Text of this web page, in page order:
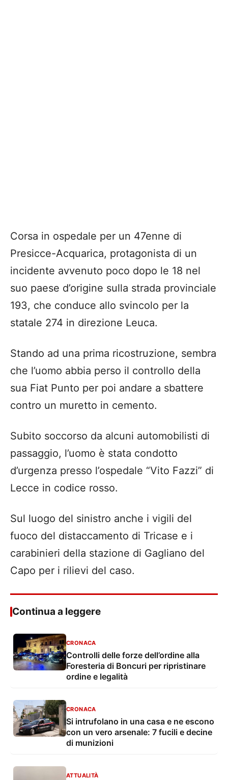
Corsa in ospedale per un 47enne di
Presicce-Acquarica, protagonista di un
incidente avvenuto poco dopo le 18 nel
suo paese d’origine sulla strada provinciale
193, che conduce allo svincolo per la
statale 274 in direzione Leuca.
Stando ad una prima ricostruzione, sembra
che l’uomo abbia perso il controllo della
sua Fiat Punto per poi andare a sbattere
contro un muretto in cemento.
Subito soccorso da alcuni automobilisti di
passaggio, l’uomo è stata condotto
d’urgenza presso l’ospedale “Vito Fazzi” di
Lecce in codice rosso.
Sul luogo del sinistro anche i vigili del
fuoco del distaccamento di Tricase e i
carabinieri della stazione di Gagliano del
Capo per i rilievi del caso.
Continua a leggere
CRONACA
Controlli delle forze dell’ordine alla
Foresteria di Boncuri per ripristinare
ordine e legalità
CRONACA
Si intrufolano in una casa e ne escono
con un vero arsenale: 7 fucili e decine
di munizioni
ATTUALITÀ